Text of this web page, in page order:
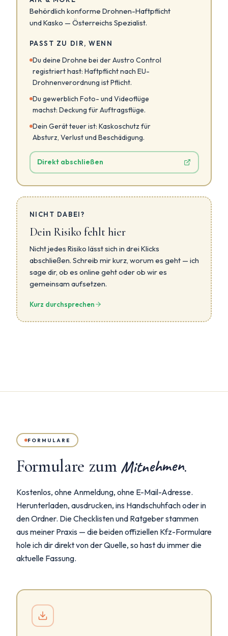
Behördlich konforme Drohnen-Haftpflicht
und Kasko — Österreichs Spezialist.
PASST ZU DIR, WENN
Du deine Drohne bei der Austro Control
registriert hast: Haftpflicht nach EU-
Drohnenverordnung ist Pflicht.
Du gewerblich Foto- und Videoflüge
machst: Deckung für Auftragsflüge.
Dein Gerät teuer ist: Kaskoschutz für
Absturz, Verlust und Beschädigung.
Direkt abschließen
NICHT DABEI?
Dein Risiko fehlt hier
Nicht jedes Risiko lässt sich in drei Klicks
abschließen. Schreib mir kurz, worum es geht — ich
sage dir, ob es online geht oder ob wir es
gemeinsam aufsetzen.
Kurz durchsprechen
FORMULARE
Formulare zum Mitnehmen.
Kostenlos, ohne Anmeldung, ohne E-Mail-Adresse.
Herunterladen, ausdrucken, ins Handschuhfach oder in
den Ordner. Die Checklisten und Ratgeber stammen
aus meiner Praxis — die beiden offiziellen Kfz-Formulare
hole ich dir direkt von der Quelle, so hast du immer die
aktuelle Fassung.